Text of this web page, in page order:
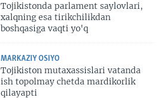
Tojikistonda parlament saylovlari,
xalqning esa tirikchilikdan
boshqasiga vaqti yo'q
MARKAZIY OSIYO
Tojikiston mutaxassislari vatanda
ish topolmay chetda mardikorlik
qilayapti